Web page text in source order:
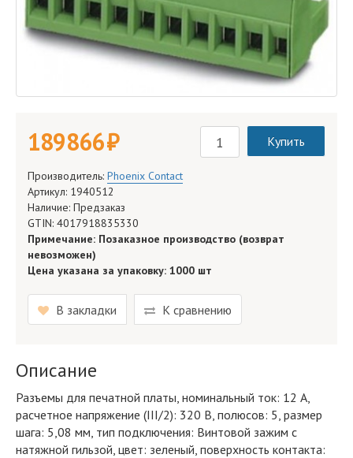
189 866 руб. Купить
Производитель: Phoenix Contact
Артикул: 1940512
Наличие: Предзаказ
GTIN: 4017918835330
Примечание: Позаказное производство (возврат
невозможен)
Цена указана за упаковку: 1000 шт
В закладки К сравнению
Описание
Разъемы для печатной платы, номинальный ток: 12 A,
расчетное напряжение (III/2): 320 В, полюсов: 5, размер
шага: 5,08 мм, тип подключения: Винтовой зажим с
натяжной гильзой, цвет: зеленый, поверхность контакта: